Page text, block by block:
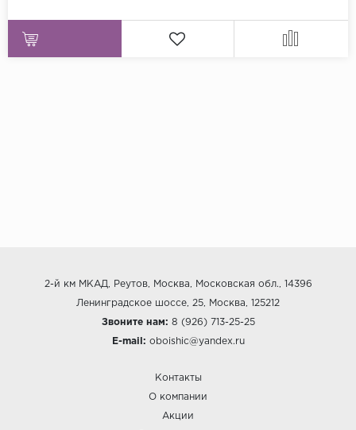
2-й км МКАД, Реутов, Москва, Московская обл., 14396
Ленинградское шоссе, 25, Москва, 125212
Звоните нам: 8 (926) 713-25-25
E-mail: oboishic@yandex.ru
Контакты
О компании
Акции